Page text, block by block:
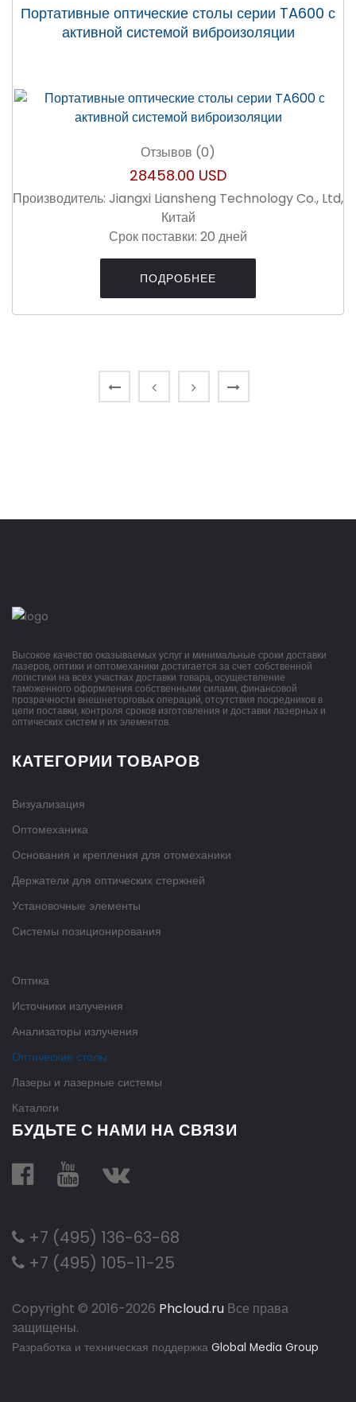
Портативные оптические столы серии TA600 с
активной системой виброизоляции
Отзывов (0)
28458.00 USD
Производитель: Jiangxi Liansheng Technology Co., Ltd,
Китай
Срок поставки: 20 дней
ПОДРОБНЕЕ
Высокое качество оказываемых услуг и минимальные сроки доставки
лазеров, оптики и оптомеханики достигается за счет собственной
логистики на всех участках доставки товара, осуществление
таможенного оформления собственными силами, финансовой
прозрачности внешнеторговых операций, отсутствия посредников в
цепи поставки, контроля сроков изготовления и доставки лазерных и
оптических систем и их элементов.
КАТЕГОРИИ ТОВАРОВ
Визуализация
Оптомеханика
Основания и крепления для отомеханики
Держатели для оптических стержней
Установочные элементы
Системы позиционирования
Оптика
Источники излучения
Анализаторы излучения
Оптические столы
Лазеры и лазерные системы
Каталоги
БУДЬТЕ С НАМИ НА СВЯЗИ
+7 (495) 136-63-68
+7 (495) 105-11-25
Copyright © 2016-2026 Phcloud.ru Все права
защищены.
Разработка и техническая поддержка Global Media Group